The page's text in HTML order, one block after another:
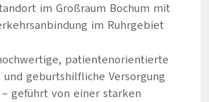
im Großraum Bochum mit
im Ruhrgebiet
patientenorientierte
geburtshilfliche Versorgung
geführt von einer starken